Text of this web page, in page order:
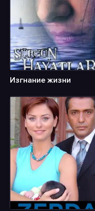
Изгнание жизни